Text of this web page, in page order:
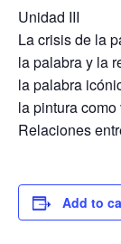
Unidad III
La crisis de la
la palabra y la
la palabra
la pintura
Relaciones
Add to